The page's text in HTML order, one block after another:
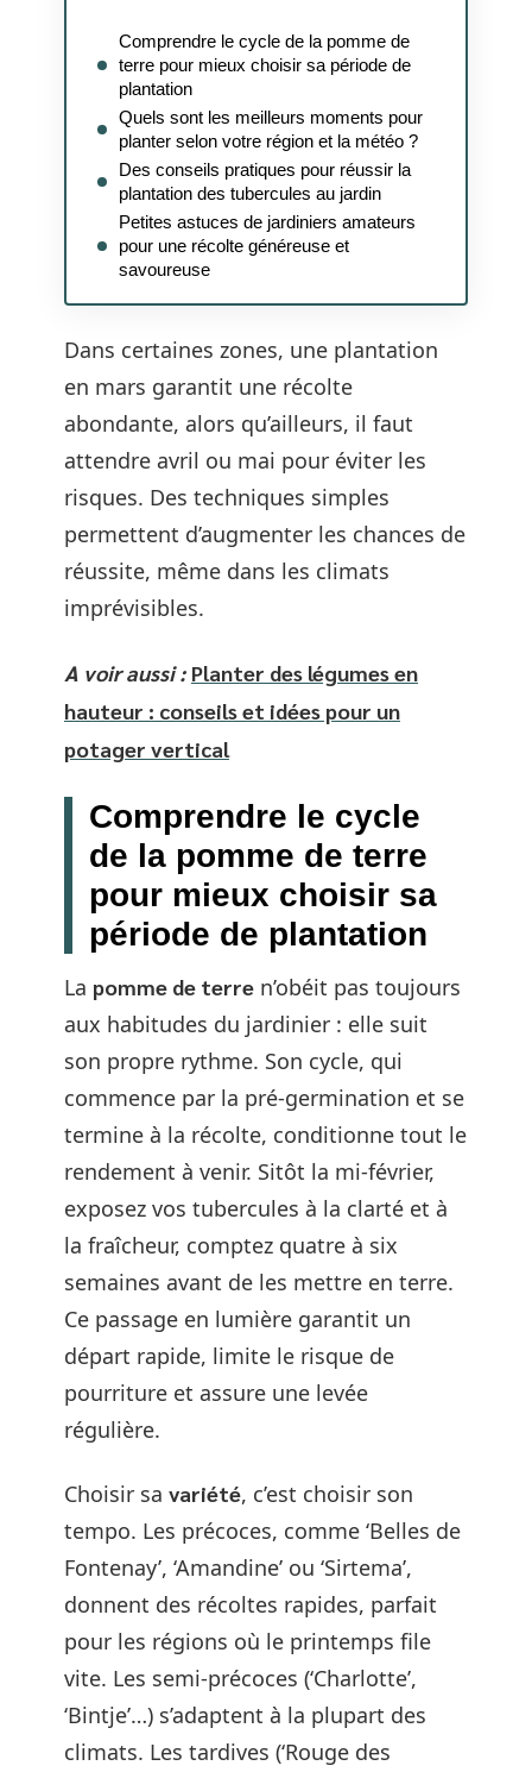
Comprendre le cycle de la pomme de
terre pour mieux choisir sa période de
plantation
Quels sont les meilleurs moments pour
planter selon votre région et la météo ?
Des conseils pratiques pour réussir la
plantation des tubercules au jardin
Petites astuces de jardiniers amateurs
pour une récolte généreuse et
savoureuse
Dans certaines zones, une plantation
en mars garantit une récolte
abondante, alors qu’ailleurs, il faut
attendre avril ou mai pour éviter les
risques. Des techniques simples
permettent d’augmenter les chances de
réussite, même dans les climats
imprévisibles.
A voir aussi : Planter des légumes en
hauteur : conseils et idées pour un
potager vertical
Comprendre le cycle
de la pomme de terre
pour mieux choisir sa
période de plantation
La pomme de terre n’obéit pas toujours
aux habitudes du jardinier : elle suit
son propre rythme. Son cycle, qui
commence par la pré-germination et se
termine à la récolte, conditionne tout le
rendement à venir. Sitôt la mi-février,
exposez vos tubercules à la clarté et à
la fraîcheur, comptez quatre à six
semaines avant de les mettre en terre.
Ce passage en lumière garantit un
départ rapide, limite le risque de
pourriture et assure une levée
régulière.
Choisir sa variété, c’est choisir son
tempo. Les précoces, comme ‘Belles de
Fontenay’, ‘Amandine’ ou ‘Sirtema’,
donnent des récoltes rapides, parfait
pour les régions où le printemps file
vite. Les semi-précoces (‘Charlotte’,
‘Bintje’…) s’adaptent à la plupart des
climats. Les tardives (‘Rouge des